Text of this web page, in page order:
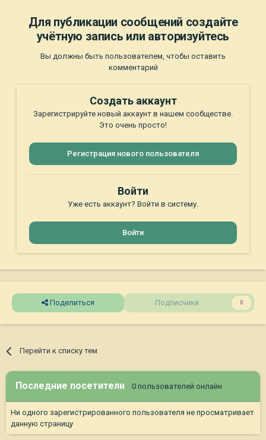
Для публикации сообщений создайте
учётную запись или авторизуйтесь
Вы должны быть пользователем, чтобы оставить
комментарий
Создать аккаунт
Зарегистрируйте новый аккаунт в нашем сообществе.
Это очень просто!
Регистрация нового пользователя
Войти
Уже есть аккаунт? Войти в систему.
Войти
Поделиться Подписчики 0
Перейти к списку тем
Последние посетители 0 пользователей онлайн
Ни одного зарегистрированного пользователя не просматривает
данную страницу